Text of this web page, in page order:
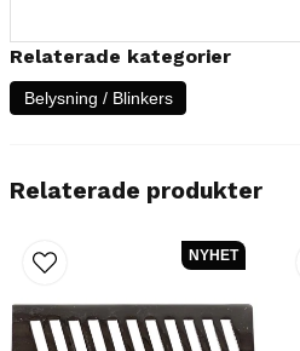
Relaterade kategorier
Belysning / Blinkers
Relaterade produkter
NYHET